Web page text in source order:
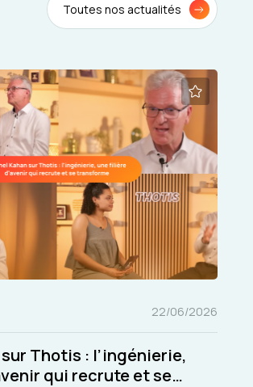
Toutes nos actualités
22/06/2026
Thotis : l’ingénierie,
qui recrute et se